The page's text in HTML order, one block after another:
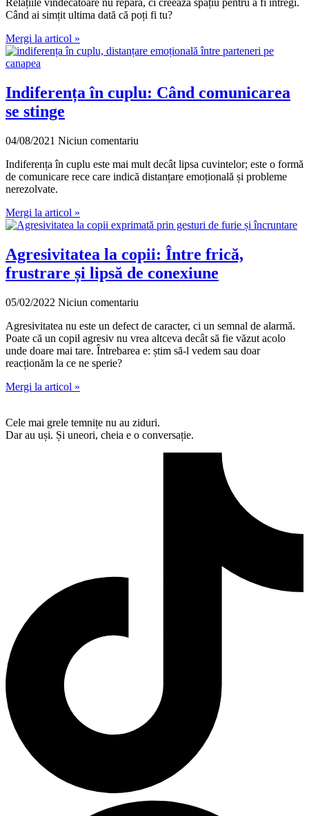
Relațiile vindecătoare nu repară, ci creează spațiu pentru a fi întregi.
Când ai simțit ultima dată că poți fi tu?
Mergi la articol »
Indiferența în cuplu: Când comunicarea
se stinge
04/08/2021 Niciun comentariu
Indiferența în cuplu este mai mult decât lipsa cuvintelor; este o formă
de comunicare rece care indică distanțare emoțională și probleme
nerezolvate.
Mergi la articol »
Agresivitatea la copii: Între frică,
frustrare și lipsă de conexiune
05/02/2022 Niciun comentariu
Agresivitatea nu este un defect de caracter, ci un semnal de alarmă.
Poate că un copil agresiv nu vrea altceva decât să fie văzut acolo
unde doare mai tare. Întrebarea e: știm să-l vedem sau doar
reacționăm la ce ne sperie?
Mergi la articol »
Cele mai grele temnițe nu au ziduri.
Dar au uși. Și uneori, cheia e o conversație.